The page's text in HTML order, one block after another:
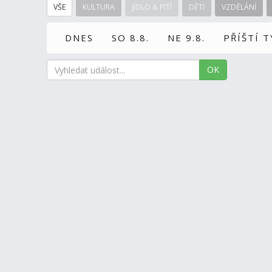
VŠE KULTURA JÍDLO & PITÍ DĚTI VZDĚLÁNÍ
DNES SO 8.8. NE 9.8. PŘÍŠTÍ
OK